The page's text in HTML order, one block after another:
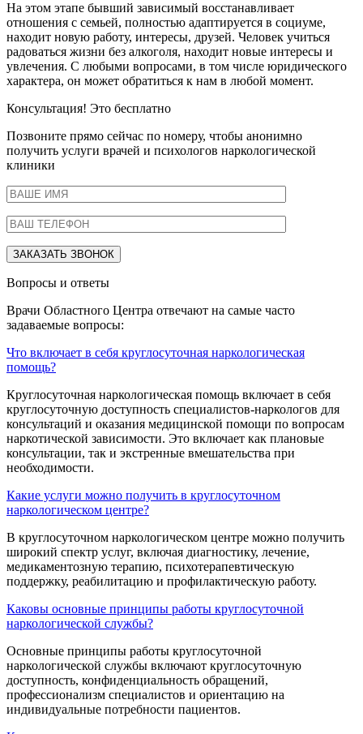
На этом этапе бывший зависимый восстанавливает
отношения с семьей, полностью адаптируется в социуме,
находит новую работу, интересы, друзей. Человек учиться
радоваться жизни без алкоголя, находит новые интересы и
увлечения. С любыми вопросами, в том числе юридического
характера, он может обратиться к нам в любой момент.
Консультация! Это бесплатно
Позвоните прямо сейчас по номеру, чтобы анонимно
получить услуги врачей и психологов наркологической
клиники
Вопросы и ответы
Врачи Областного Центра отвечают на самые часто
задаваемые вопросы:
Что включает в себя круглосуточная наркологическая
помощь?
Круглосуточная наркологическая помощь включает в себя
круглосуточную доступность специалистов-наркологов для
консультаций и оказания медицинской помощи по вопросам
наркотической зависимости. Это включает как плановые
консультации, так и экстренные вмешательства при
необходимости.
Какие услуги можно получить в круглосуточном
наркологическом центре?
В круглосуточном наркологическом центре можно получить
широкий спектр услуг, включая диагностику, лечение,
медикаментозную терапию, психотерапевтическую
поддержку, реабилитацию и профилактическую работу.
Каковы основные принципы работы круглосуточной
наркологической службы?
Основные принципы работы круглосуточной
наркологической службы включают круглосуточную
доступность, конфиденциальность обращений,
профессионализм специалистов и ориентацию на
индивидуальные потребности пациентов.